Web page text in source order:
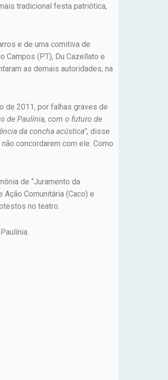
tradicional festa patriótica,
e de uma comitiva de
Campos (PT), Du Cazellato e
as demais autoridades, na
de 2011, por falhas graves de
de Paulínia, com o futuro de
da concha acústica”, disse
concordarem com ele. Como
de “Juramento da
Ação Comunitária (Caco) e
no teatro.